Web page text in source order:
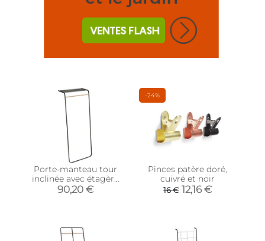
Porte-manteau tour
inclinée avec étagère
(Noir)
90,20 €
-24%
Pinces patère doré,
cuivré et noir
16 € 12,16 €